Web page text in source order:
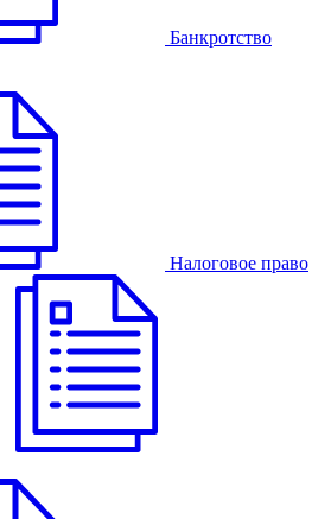
Банкротство
Налоговое право